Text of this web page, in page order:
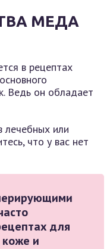
МЕДА
в рецептах
Ведь он обладает
лечебных или
что у вас нет
для
и